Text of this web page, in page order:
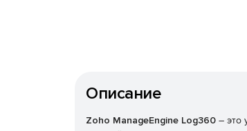
Описание
Zoho ManageEngine Log360 – это